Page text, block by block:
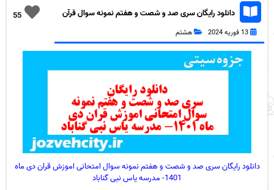
55
دانلود رایگان سری صد و شصت و هفتم نمونه سوال قرآن
هشتم به همراه pdf
13 فوریه 2024 هشتم
دانلود رایگان سری صد و شصت و هفتم نمونه سوال امتحانی اموزش قران دی ماه
1401- مدرسه یاس نبی گناباد